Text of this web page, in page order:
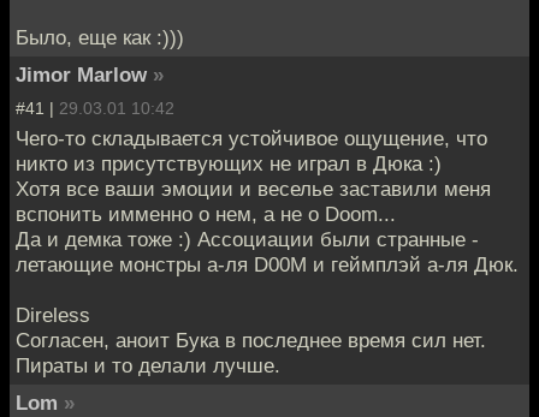
Было, еще как :)))
Jimor Marlow »
#41 | 29.03.01 10:42
Чего-то складывается устойчивое ощущение, что
никто из присутствующих не играл в Дюка :)
Хотя все ваши эмоции и веселье заставили меня
вспонить имменно о нем, а не о Doom...
Да и демка тоже :) Ассоциации были странные -
летающие монстры а-ля D00M и геймплэй а-ля Дюк.
Direless
Согласен, аноит Бука в последнее время сил нет.
Пираты и то делали лучше.
Lom »